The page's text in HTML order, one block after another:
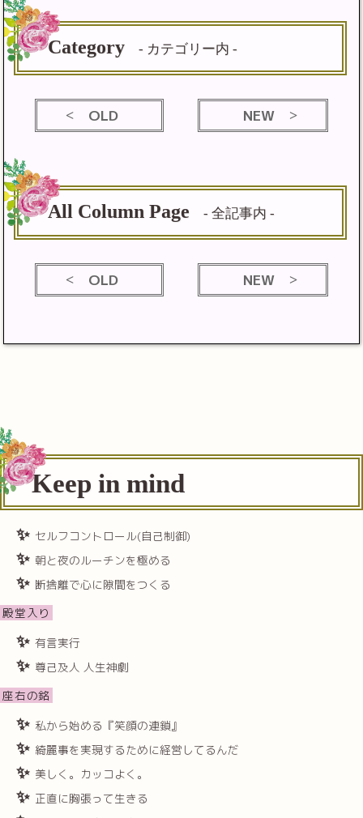
Category - カテゴリー内 -
OLD NEW
All Column Page - 全記事内 -
OLD NEW
Keep in mind
セルフコントロール(自己制御)
朝と夜のルーチンを極める
断捨離で心に隙間をつくる
殿堂入り
有言実行
尊己及人 人生神劇
座右の銘
私から始める『笑顔の連鎖』
綺麗事を実現するために経営してるんだ
美しく。カッコよく。
正直に胸張って生きる